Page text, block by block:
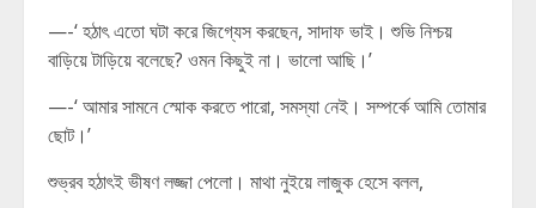
—-‘ হঠাৎ এতো ঘটা করে জিগ্যেস করছেন, সাদাফ ভাই। শুভি নিশ্চয়
বাড়িয়ে টাড়িয়ে বলেছে? ওমন কিছুই না। ভালো আছি।’
—-‘ আমার সামনে স্মোক করতে পারো, সমস্যা নেই। সম্পর্কে আমি তোমার
ছোট।’
শুভ্রব হঠাৎই ভীষণ লজ্জা পেলো। মাথা নুইয়ে লাজুক হেসে বলল,